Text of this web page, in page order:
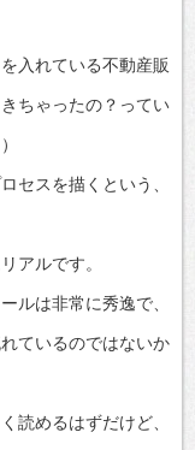
入れている不動産販
ちゃったの？ってい
セスを描くという、
アルです。
ルは非常に秀逸で、
ているのではないか
読めるはずだけど、